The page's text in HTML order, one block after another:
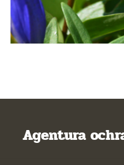
Agentura